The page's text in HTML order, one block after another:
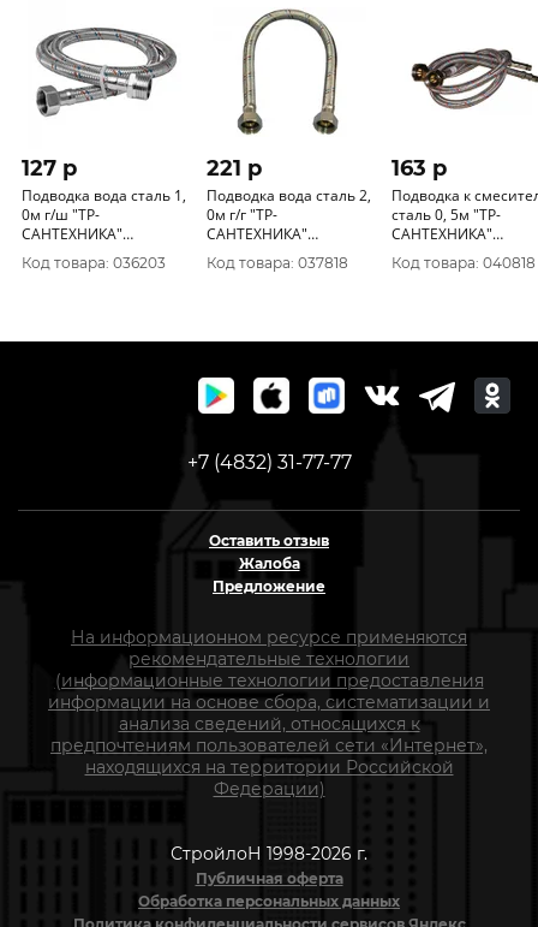
127 p
Подводка вода сталь 1,
0м г/ш "ТР-
САНТЕХНИКА"
латунная гайка
Код товара: 036203
221 p
Подводка вода сталь 2,
0м г/г "ТР-
САНТЕХНИКА"
латунная гайка
Код товара: 037818
163 p
Подводка к
сталь 0, 5м "ТР-
САНТЕХНИКА"
латунная гайка
Код товара: 040818
+7 (4832) 31-77-77
Оставить отзыв
Жалоба
Предложение
На информационном ресурсе применяются
рекомендательные технологии
(информационные технологии предоставления
информации на основе сбора, систематизации и
анализа сведений, относящихся к
предпочтениям пользователей сети «Интернет»,
находящихся на территории Российской
Федерации)
СтройлоН 1998-2026 г.
Публичная оферта
Обработка персональных данных